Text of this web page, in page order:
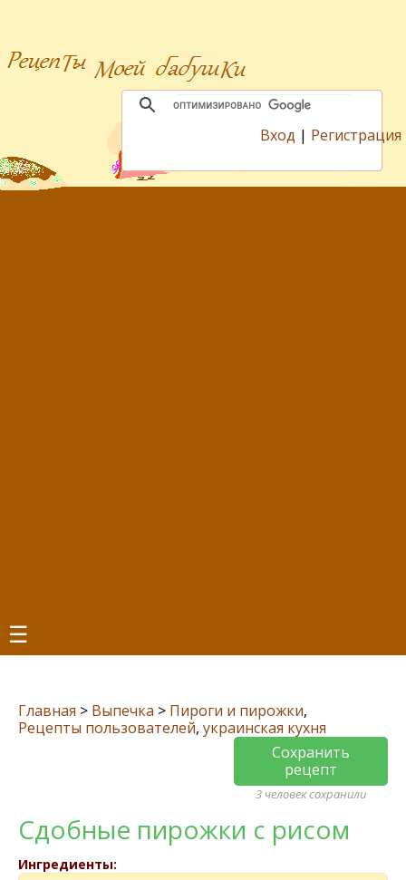
Вход | Регистрация
☰
Главная > Выпечка > Пироги и пирожки,
Рецепты пользователей, украинская кухня
Сохранить
рецепт
3 человек сохранили
Сдобные пирожки с рисом
Ингредиенты: